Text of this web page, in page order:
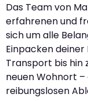
Das Team von
erfahrenen und
sich um alle
Einpacken
Transport bis hin
neuen Wohnort
reibungslosen